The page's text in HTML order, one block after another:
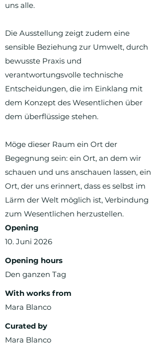
uns alle.
Die Ausstellung zeigt zudem eine
sensible Beziehung zur Umwelt, durch
bewusste Praxis und
verantwortungsvolle technische
Entscheidungen, die im Einklang mit
dem Konzept des Wesentlichen über
dem überflüssige stehen.
Möge dieser Raum ein Ort der
Begegnung sein: ein Ort, an dem wir
schauen und uns anschauen lassen, ein
Ort, der uns erinnert, dass es selbst im
Lärm der Welt möglich ist, Verbindung
zum Wesentlichen herzustellen.
Opening
10. Juni 2026
Opening hours
Den ganzen Tag
With works from
Mara Blanco
Curated by
Mara Blanco